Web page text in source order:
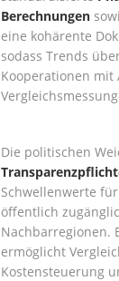
Berechnungen
eine kohärente
sodass Trends
Kooperationen
Die politischen
Schwellenwerte
öffentlich
Nachbarregionen.
ermöglicht
Kostensteuerung